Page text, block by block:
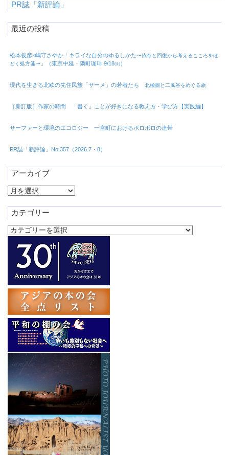
PR誌「新評論」
最近の投稿
松本俊彦×嶋守さやか「キライな自分のゆるしかた〜依存と回復から考えるこころをほ
どく処方箋〜 」（東京中延・隣町珈琲 9/18㈮）
現代を生きる北欧の先住民族「サーメ」の若者たち 北極圏と二風谷をめぐる旅
［新訂版］作家の時間 「書く」ことが好きになる教え方・学び方【実践編】
サーファーと環境のエコロジー 一宮町におけるボロボロの連帯
PR誌「新評論」No.357（2026.7・8）
アーカイブ
ア
カ
イ
ブ
カテゴリー
カ